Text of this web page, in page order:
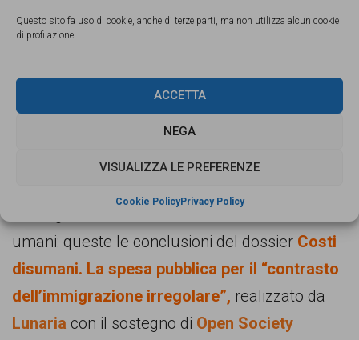
Questo sito fa uso di cookie, anche di terze parti, ma non utilizza alcun cookie
di profilazione.
ACCETTA
NEGA
VISUALIZZA LE PREFERENZE
Cookie PolicyPrivacy Policy
per il contrasto dell’immigrazione irregolare”
Stanziamenti pubblici significativi, mancanza di
trasparenza nell’utilizzo delle risorse, risultati
umani: queste le conclusioni del dossier Costi
disumani. La spesa pubblica per il “contrasto
dell’immigrazione irregolare”, realizzato da
Lunaria con il sostegno di Open Society